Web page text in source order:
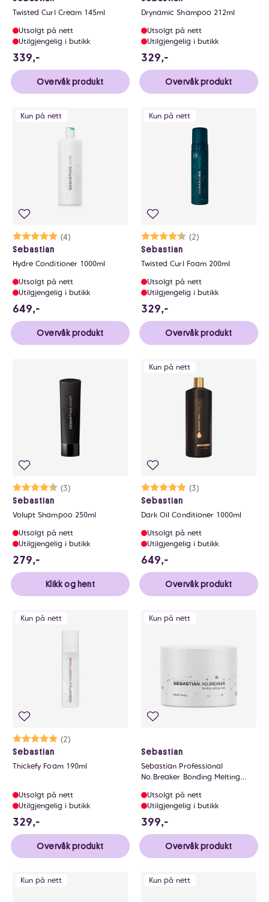
Twisted Curl Cream 145ml
Utsolgt på nett
Utilgjengelig i butikk
339,-
Overvåk produkt
Drynamic Shampoo 212ml
Utsolgt på nett
Utilgjengelig i butikk
329,-
Overvåk produkt
Kun på nett
Karakter:
(4)
5.0 av 5 mulige
Sebastian
Hydre Conditioner 1000ml
Utsolgt på nett
Utilgjengelig i butikk
649,-
Overvåk produkt
Kun på nett
Karakter:
(2)
4.5 av 5 mulige
Sebastian
Twisted Curl Foam 200ml
Utsolgt på nett
Utilgjengelig i butikk
329,-
Overvåk produkt
Karakter:
(3)
4.7 av 5 mulige
Sebastian
Volupt Shampoo 250ml
Utsolgt på nett
Utilgjengelig i butikk
279,-
Klikk og hent
Kun på nett
Karakter:
(3)
5.0 av 5 mulige
Sebastian
Dark Oil Conditioner 1000ml
Utsolgt på nett
Utilgjengelig i butikk
649,-
Overvåk produkt
Kun på nett
Karakter:
(2)
5.0 av 5 mulige
Sebastian
Thickefy Foam 190ml
Utsolgt på nett
Utilgjengelig i butikk
329,-
Overvåk produkt
Kun på nett
Sebastian
Sebastian Professional
No.Breaker Bonding Melting
Utsolgt på nett
Utilgjengelig i butikk
399,-
Overvåk produkt
Kun på nett Kun på nett